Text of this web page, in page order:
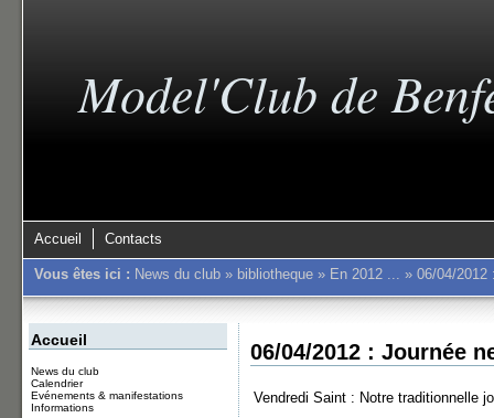
Model'Club de
Accueil Contacts
Vous êtes ici : News du club» bibliotheque» En 2012 ... » 06/04/2012
06/04/2012 : Journée
Vendredi Saint : Notre traditionnelle
Accueil
News du club
Calendrier
Evénements & manifestations
Informations